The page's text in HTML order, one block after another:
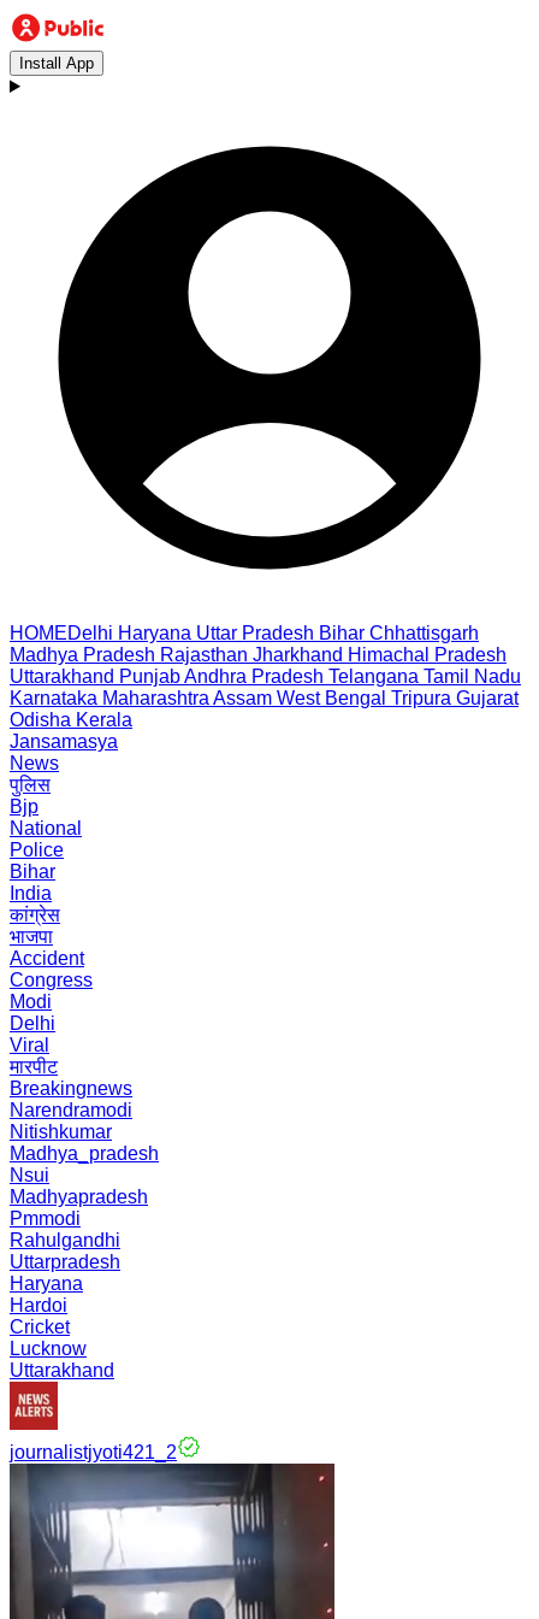
Install App
HOMEDelhi Haryana Uttar Pradesh Bihar Chhattisgarh
Madhya Pradesh Rajasthan Jharkhand Himachal Pradesh
Uttarakhand PunjabAndhra Pradesh Telangana Tamil Nadu
Karnataka Maharashtra Assam West Bengal Tripura Gujarat
Odisha Kerala
Jansamasya
News
पुलिस
Bjp
National
Police
Bihar
India
कांग्रेस
भाजपा
Accident
Congress
Modi
Delhi
Viral
मारपीट
Breakingnews
Narendramodi
Nitishkumar
Madhya_pradesh
Nsui
Madhyapradesh
Pmmodi
Rahulgandhi
Uttarpradesh
Haryana
Hardoi
Cricket
Lucknow
Uttarakhand
journalistjyoti421_2